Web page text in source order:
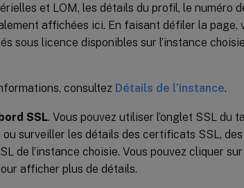
et LOM, les détails du profil, le numéro
affichées ici. En faisant défiler la page,
sous licence disponibles sur l’instance
consultez Détails de l’instance.
SSL. Vous pouvez utiliser l’onglet SSL du
surveiller les détails des certificats SSL,
de l’instance choisie. Vous pouvez cliquer
afficher plus de détails.